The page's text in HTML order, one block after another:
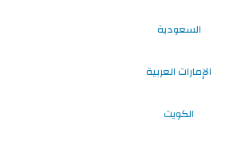
السعودية
الإمارات العربية
الكويت